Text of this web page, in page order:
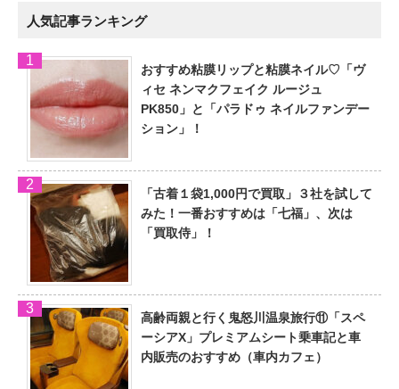
人気記事ランキング
おすすめ粘膜リップと粘膜ネイル♡「ヴ
ィセ ネンマクフェイク ルージュ
PK850」と「パラドゥ ネイルファンデー
ション」！
「古着１袋1,000円で買取」３社を試して
みた！一番おすすめは「七福」、次は
「買取侍」！
高齢両親と行く鬼怒川温泉旅行⑪「スペ
ーシアX」プレミアムシート乗車記と車
内販売のおすすめ（車内カフェ）